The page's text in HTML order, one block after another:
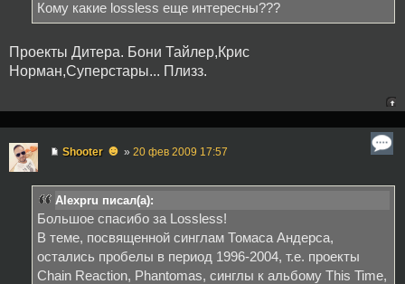
Кому какие lossless еще интересны???
Проекты Дитера. Бони Тайлер,Крис
Норман,Суперстары... Плизз.
Shooter ☻ » 20 фев 2009 17:57
Alexpru писал(а):
Большое спасибо за Lossless!
В теме, посвященной синглам Томаса Андерса,
остались пробелы в период 1996-2004, т.е. проекты
Chain Reaction, Phantomas, синглы к альбому This Time,